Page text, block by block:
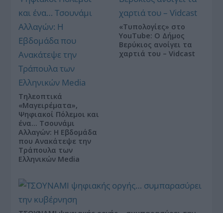
Τηλεοπτικά
«Μαγειρέματα»,
Ψηφιακοί Πόλεμοι και
ένα… Τσουνάμι
Αλλαγών: Η Εβδομάδα
που Ανακάτεψε την
Τράπουλα των
Ελληνικών Media
«Τυπολογίες» στο
YouTube: Ο Δήμος
Βερύκιος ανοίγει τα
χαρτιά του – Vidcast